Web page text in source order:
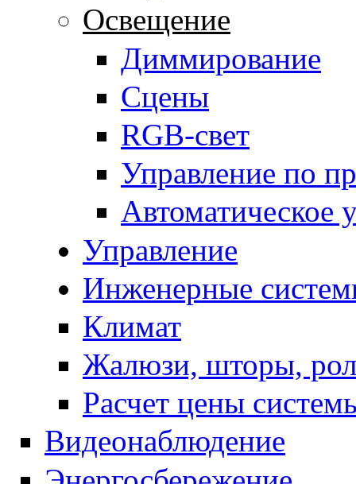
Освещение
Диммирование
Сцены
RGB-свет
Управление по
Автоматическое
Управление
Инженерные
Климат
Жалюзи, шторы,
Расчет цены
Видеонаблюдение